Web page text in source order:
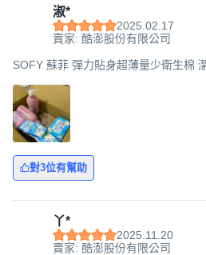
淑*
2025.02.17
賣家: 酷澎股份有限公司
SOFY 蘇菲 彈力貼身超薄量少衛生棉
對3位有幫助
丫*
2025.11.20
賣家: 酷澎股份有限公司